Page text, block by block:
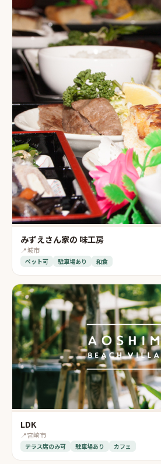
みずえさん家の 味工房
📍城市
ペット可 駐車場あり 和食
LDK
📍宮崎市
テラス席のみ可 駐車場あり カフェ